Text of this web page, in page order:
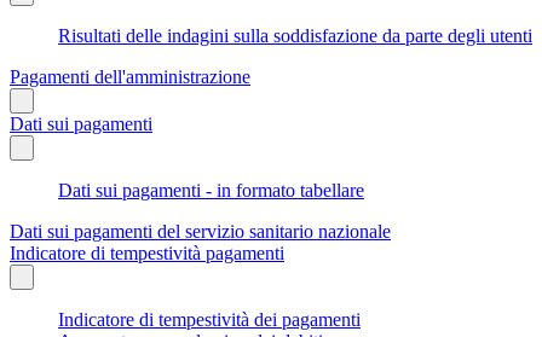
Risultati delle indagini sulla soddisfazione da parte degli utenti
Pagamenti dell'amministrazione
Dati sui pagamenti
Dati sui pagamenti - in formato tabellare
Dati sui pagamenti del servizio sanitario nazionale
Indicatore di tempestività pagamenti
Indicatore di tempestività dei pagamenti